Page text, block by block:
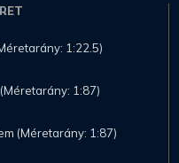
1:22.5)
1:87)
(Méretarány: 1:87)